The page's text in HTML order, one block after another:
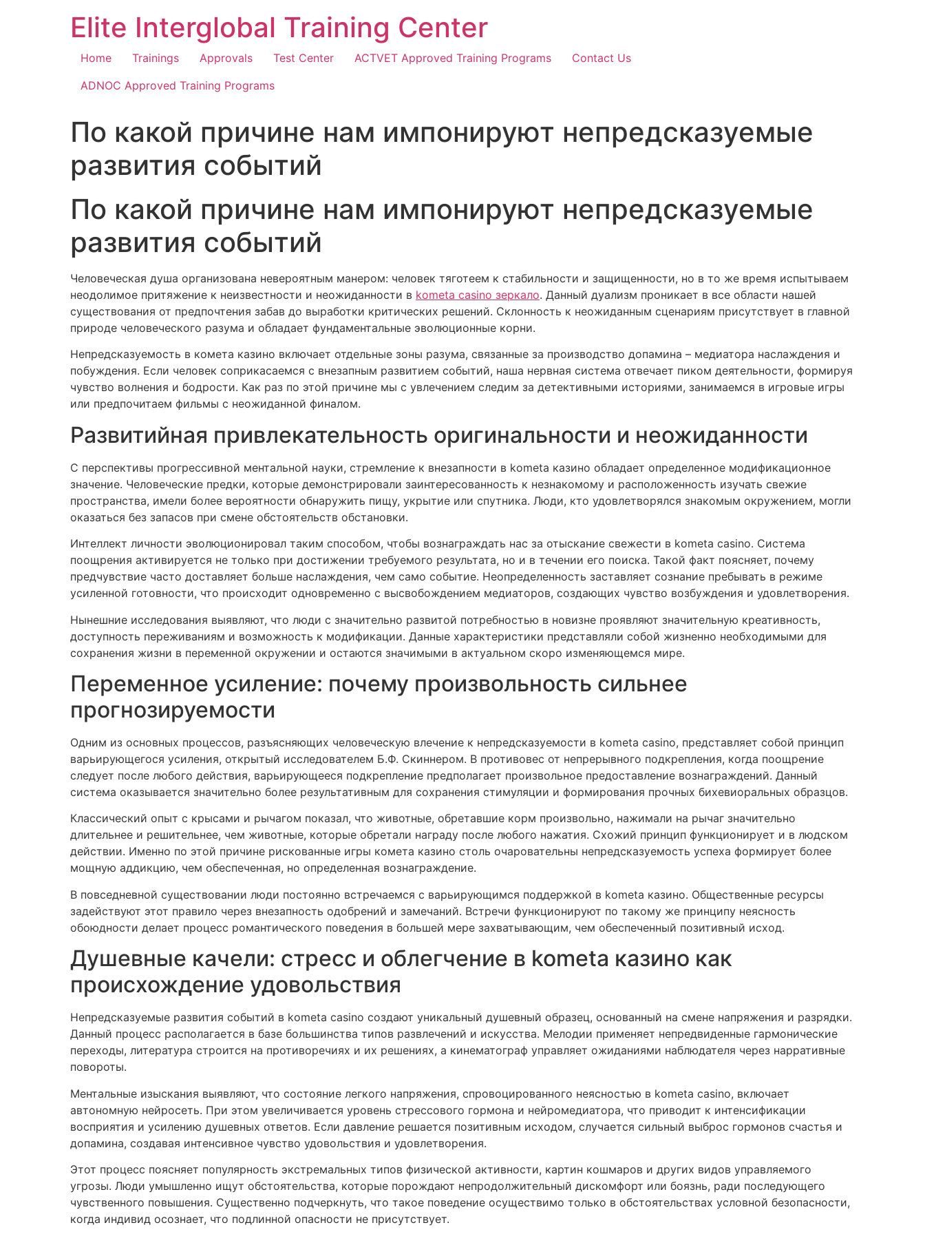
Elite Interglobal Training Center
Home Trainings Approvals Test Center ACTVET Approved Training Programs
Contact Us
ADNOC Approved Training Programs
По какой причине нам импонируют непредсказуемые
развития событий
По какой причине нам импонируют непредсказуемые
развития событий
Человеческая душа организована невероятным манером: человек тяготеем к стабильности и защищенности, но в то же время испытываем
неодолимое притяжение к неизвестности и неожиданности в kometa casino зеркало. Данный дуализм проникает в все области нашей
существования от предпочтения забав до выработки критических решений. Склонность к неожиданным сценариям присутствует в главной
природе человеческого разума и обладает фундаментальные эволюционные корни.
Непредсказуемость в комета казино включает отдельные зоны разума, связанные за производство допамина – медиатора наслаждения и
побуждения. Если человек соприкасаемся с внезапным развитием событий, наша нервная система отвечает пиком деятельности, формируя
чувство волнения и бодрости. Как раз по этой причине мы с увлечением следим за детективными историями, занимаемся в игровые игры
или предпочитаем фильмы с неожиданной финалом.
Развитийная привлекательность оригинальности и неожиданности
С перспективы прогрессивной ментальной науки, стремление к внезапности в kometa казино обладает определенное модификационное
значение. Человеческие предки, которые демонстрировали заинтересованность к незнакомому и расположенность изучать свежие
пространства, имели более вероятности обнаружить пищу, укрытие или спутника. Люди, кто удовлетворялся знакомым окружением, могли
оказаться без запасов при смене обстоятельств обстановки.
Интеллект личности эволюционировал таким способом, чтобы вознаграждать нас за отыскание свежести в kometa casino. Система
поощрения активируется не только при достижении требуемого результата, но и в течении его поиска. Такой факт поясняет, почему
предчувствие часто доставляет больше наслаждения, чем само событие. Неопределенность заставляет сознание пребывать в режиме
усиленной готовности, что происходит одновременно с высвобождением медиаторов, создающих чувство возбуждения и удовлетворения.
Нынешние исследования выявляют, что люди с значительно развитой потребностью в новизне проявляют значительную креативность,
доступность переживаниям и возможность к модификации. Данные характеристики представляли собой жизненно необходимыми для
сохранения жизни в переменной окружении и остаются значимыми в актуальном скоро изменяющемся мире.
Переменное усиление: почему произвольность сильнее
прогнозируемости
Одним из основных процессов, разъясняющих человеческую влечение к непредсказуемости в kometa casino, представляет собой принцип
варьирующегося усиления, открытый исследователем Б.Ф. Скиннером. В противовес от непрерывного подкрепления, когда поощрение
следует после любого действия, варьирующееся подкрепление предполагает произвольное предоставление вознаграждений. Данный
система оказывается значительно более результативным для сохранения стимуляции и формирования прочных бихевиоральных образцов.
Классический опыт с крысами и рычагом показал, что животные, обретавшие корм произвольно, нажимали на рычаг значительно
длительнее и решительнее, чем животные, которые обретали награду после любого нажатия. Схожий принцип функционирует и в людском
действии. Именно по этой причине рискованные игры комета казино столь очаровательны непредсказуемость успеха формирует более
мощную аддикцию, чем обеспеченная, но определенная вознаграждение.
В повседневной существовании люди постоянно встречаемся с варьирующимся поддержкой в kometa казино. Общественные ресурсы
задействуют этот правило через внезапность одобрений и замечаний. Встречи функционируют по такому же принципу неясность
обоюдности делает процесс романтического поведения в большей мере захватывающим, чем обеспеченный позитивный исход.
Душевные качели: стресс и облегчение в kometa казино как
происхождение удовольствия
Непредсказуемые развития событий в kometa casino создают уникальный душевный образец, основанный на смене напряжения и разрядки.
Данный процесс располагается в базе большинства типов развлечений и искусства. Мелодии применяет непредвиденные гармонические
переходы, литература строится на противоречиях и их решениях, а кинематограф управляет ожиданиями наблюдателя через нарративные
повороты.
Ментальные изыскания выявляют, что состояние легкого напряжения, спровоцированного неясностью в kometa casino, включает
автономную нейросеть. При этом увеличивается уровень стрессового гормона и нейромедиатора, что приводит к интенсификации
восприятия и усилению душевных ответов. Если давление решается позитивным исходом, случается сильный выброс гормонов счастья и
допамина, создавая интенсивное чувство удовольствия и удовлетворения.
Этот процесс поясняет популярность экстремальных типов физической активности, картин кошмаров и других видов управляемого
угрозы. Люди умышленно ищут обстоятельства, которые порождают непродолжительный дискомфорт или боязнь, ради последующего
чувственного повышения. Существенно подчеркнуть, что такое поведение осуществимо только в обстоятельствах условной безопасности,
когда индивид осознает, что подлинной опасности не присутствует.